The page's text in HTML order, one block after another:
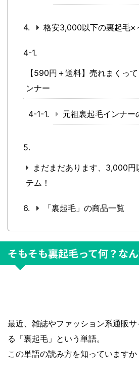
格安3,000以下の裏起毛×
【590円＋送料】売れまくっ
ンナー
元祖裏起毛インナー
まだまだあります、3,000円
テム！
「裏起毛」の商品一覧
そもそも裏起毛って何？な
最近、雑誌やファッション系通販
る「裏起毛」という単語。
この単語の読み方を知っていますか